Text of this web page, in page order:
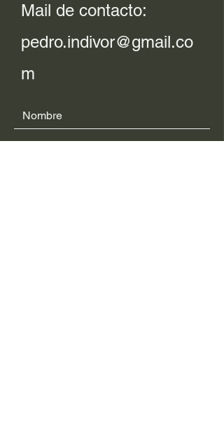
Mail de contacto:
pedro.indivor@gmail.co
m